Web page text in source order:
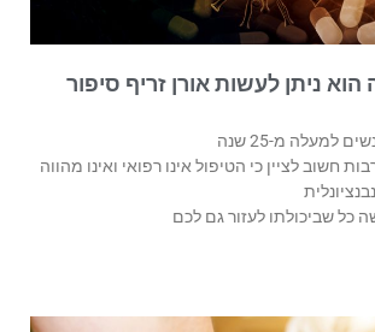
ניתן לעשות אורן זריף סיפור
למעלה מ-25 שנה
חשוב לציין כי הטיפול אינו רפואי ואינו מהווה
כל שביכולתו לעזור גם לכם